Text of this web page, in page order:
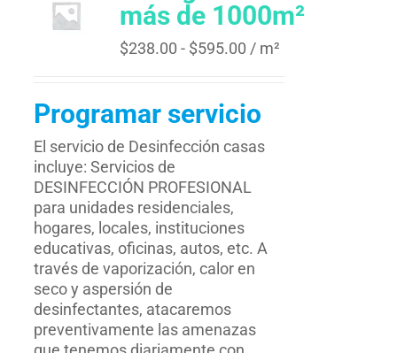
más de 1000m²
$238.00 - $595.00 / m²
Programar servicio
El servicio de Desinfección casas
incluye: Servicios de
DESINFECCIÓN PROFESIONAL
para unidades residenciales,
hogares, locales, instituciones
educativas, oficinas, autos, etc. A
través de vaporización, calor en
seco y aspersión de
desinfectantes, atacaremos
preventivamente las amenazas